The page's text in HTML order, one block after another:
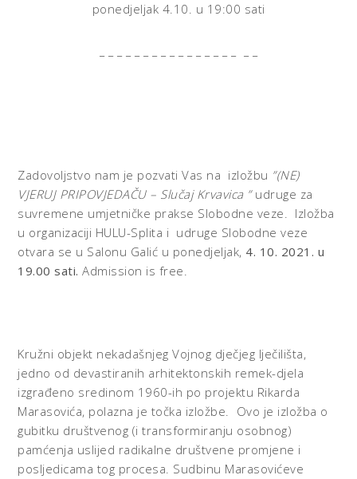
ponedjeljak 4.10. u 19:00 sati
Zadovoljstvo nam je pozvati Vas na izložbu ”(NE)
VJERUJ PRIPOVJEDAČU – Slučaj Krvavica ” udruge za
suvremene umjetničke prakse Slobodne veze. Izložba
u organizaciji HULU-Splita i udruge Slobodne veze
otvara se u Salonu Galić u ponedjeljak, 4. 10. 2021. u
19.00 sati. Admission is free.
Kružni objekt nekadašnjeg Vojnog dječjeg lječilišta,
jedno od devastiranih arhitektonskih remek-djela
izgrađeno sredinom 1960-ih po projektu Rikarda
Marasovića, polazna je točka izložbe. Ovo je izložba o
gubitku društvenog (i transformiranju osobnog)
pamćenja uslijed radikalne društvene promjene i
posljedicama tog procesa. Sudbinu Marasovićeve